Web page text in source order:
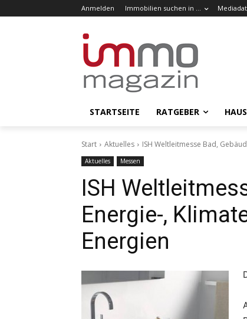
Anmelden Immobilien suchen in …
STARTSEITE RATGEBER
Start Aktuelles ISH Weltleitmesse Bad,
Aktuelles Messen
ISH
Energie-,
Energien